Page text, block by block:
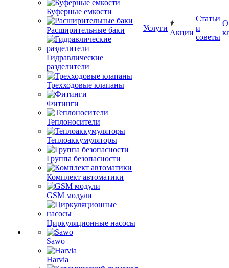
Буферные емкости
Расширительные баки
Гидравлические
разделители
Трехходовые клапаны
Фитинги
Теплоносители
Теплоаккумуляторы
Группа безопасности
Комплект автоматики
GSM модули
Циркуляционные насосы
Sawo
Harvia
Услуги
Акции
Статьи
и
советы